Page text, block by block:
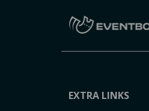
EXTRA LINKS